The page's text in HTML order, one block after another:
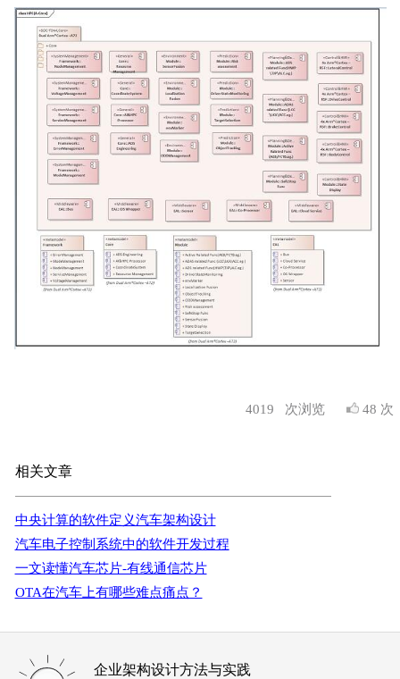
4019 次浏览 48 次
相关文章
中央计算的软件定义汽车架构设计
汽车电子控制系统中的软件开发过程
一文读懂汽车芯片-有线通信芯片
OTA在汽车上有哪些难点痛点？